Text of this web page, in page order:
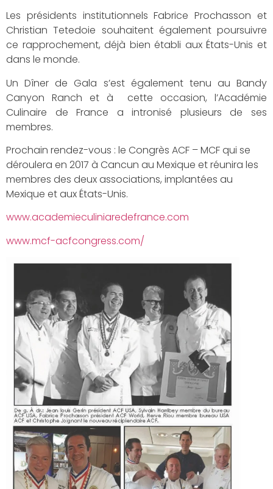
Les présidents institutionnels Fabrice Prochasson et
Christian Tetedoie souhaitent également poursuivre
ce rapprochement, déjà bien établi aux États-Unis et
dans le monde.
Un Dîner de Gala s’est également tenu au Bandy
Canyon Ranch et à cette occasion, l’Académie
Culinaire de France a intronisé plusieurs de ses
membres.
Prochain rendez-vous : le Congrès ACF – MCF qui se
déroulera en 2017 à Cancun au Mexique et réunira les
membres des deux associations, implantées au
Mexique et aux États-Unis.
www.academieculiniaredefrance.com
www.mcf-acfcongress.com/